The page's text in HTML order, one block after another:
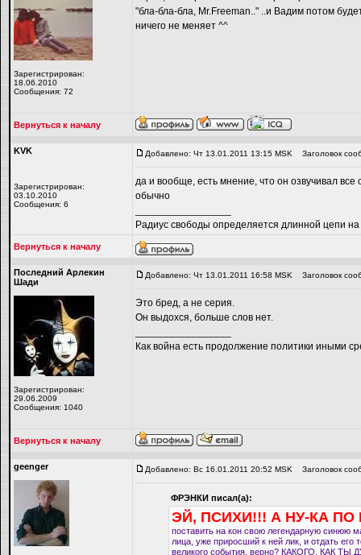
Зарегистрирован:
18.06.2010
Сообщения: 72
"бла-бла-бла, Mr.Freeman.." ..и Вадим потом
ничего не меняет ^^
Вернуться к началу
KVK
Зарегистрирован:
03.10.2010
Сообщения: 6
Добавлено: Чт 13.01.2011 13:15 MSK Заголовок
да и вообще, есть мнение, что он озвучивал
обычно
Радиус свободы определяется длинной цепи
Вернуться к началу
Последний Арлекин
Шади
Зарегистрирован:
29.06.2009
Сообщения: 1040
Добавлено: Чт 13.01.2011 16:58 MSK Заголовок
Это бред, а не серия.
Он выдохся, больше слов нет.
Как война есть продолжение политики иными
Вернуться к началу
geenger Добавлено: Вс 16.01.2011 20:52 MSK Заголовок
ФРЭНКИ писал(а):
ЭЙ, ПСИХИ!!! А НУ-КА
поставить на кон свою легендарную синюю
лица, уже приросший к ней лик, и отдать его
великого события, верно? КАКОГО, КАК ТЫ